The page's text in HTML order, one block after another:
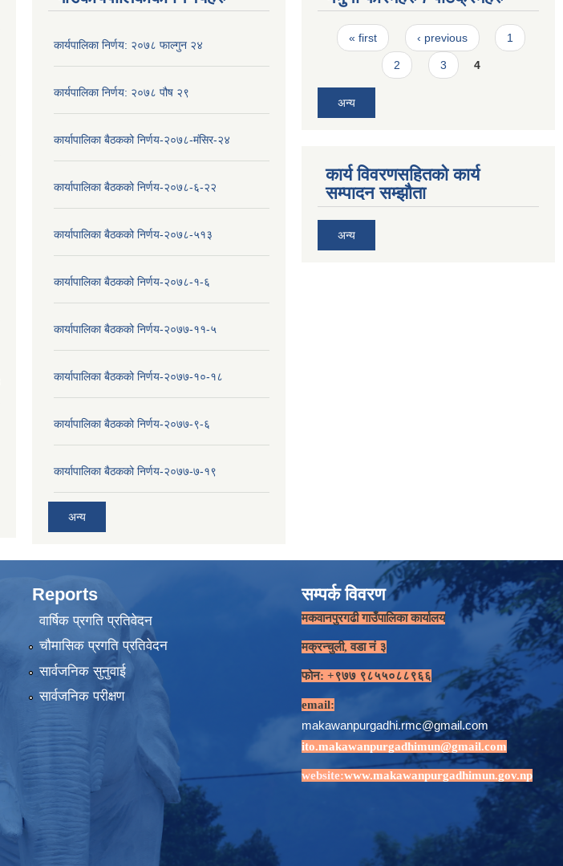
कार्यपालिका निर्णय: २०७८ फाल्गुन २४
कार्यपालिका निर्णय: २०७८ पौष २९
कार्यापालिका बैठकको निर्णय-२०७८-मंसिर-२४
कार्यापालिका बैठकको निर्णय-२०७८-६-२२
कार्यापालिका बैठकको निर्णय-२०७८-५१३
कार्यापालिका बैठकको निर्णय-२०७८-१-६
कार्यापालिका बैठकको निर्णय-२०७७-११-५
कार्यापालिका बैठकको निर्णय-२०७७-१०-१८
कार्यापालिका बैठकको निर्णय-२०७७-९-६
कार्यापालिका बैठकको निर्णय-२०७७-७-१९
अन्य
Pages
« first ‹ previous 1
2 3 4
अन्य
कार्य विवरणसहितको कार्य
सम्पादन सम्झौता
अन्य
Reports
वार्षिक प्रगति प्रतिवेदन
चौमासिक प्रगति प्रतिवेदन
सार्वजनिक सुनुवाई
सार्वजनिक परीक्षण
सम्पर्क विवरण
मकवानपुरगढी गाउँपालिका कार्यालय
मक्रन्चुली, वडा नं ३
फोन: +९७७ ९८५५०८८९६६
email:
makawanpurgadhi.rmc@gmail.com
ito.makawanpurgadhimun@gmail.com
website:www.makawanpurgadhimun.gov.np